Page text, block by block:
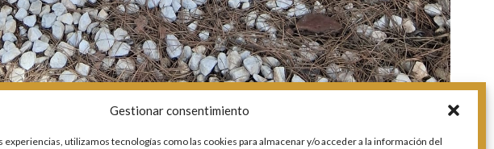
Gestionar consentimiento
utilizamos tecnologías como las cookies para almacenar y/o acceder a la información del